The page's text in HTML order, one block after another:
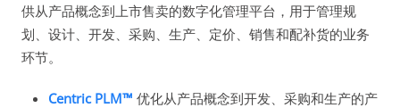
供从产品概念到上市售卖的数字化管理平台，用于管理规
划、设计、开发、采购、生产、定价、销售和配补货的业务
环节。
Centric PLM™ 优化从产品概念到开发、采购和生产的产